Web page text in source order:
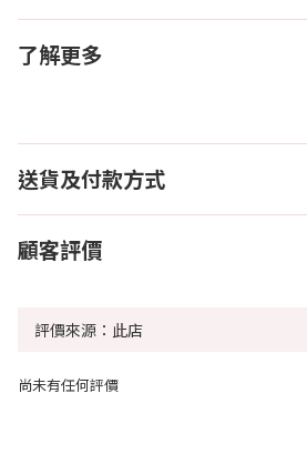
了解更多
送貨及付款方式
顧客評價
尚未有任何評價